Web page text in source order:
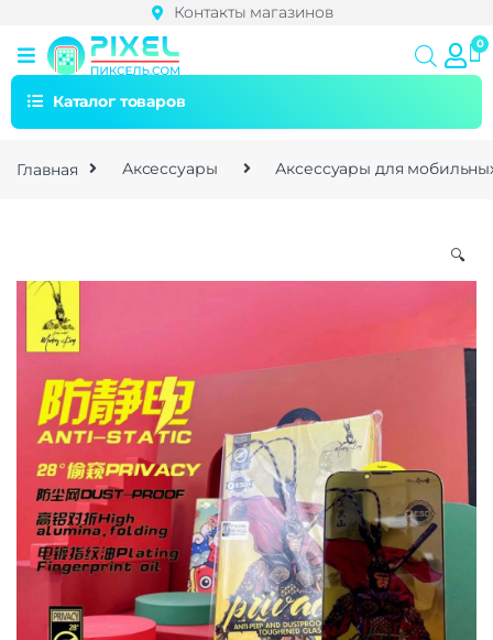
Контакты магазинов
Каталог товаров
Главная Аксессуары Аксессуары для
🔍